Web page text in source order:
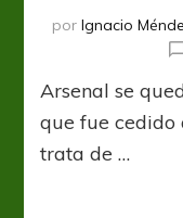
por Ignacio
Arsenal se
que fue cedido
trata de …